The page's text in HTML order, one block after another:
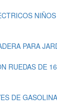
PARA
RUEDAS DE
DE GASOLINA